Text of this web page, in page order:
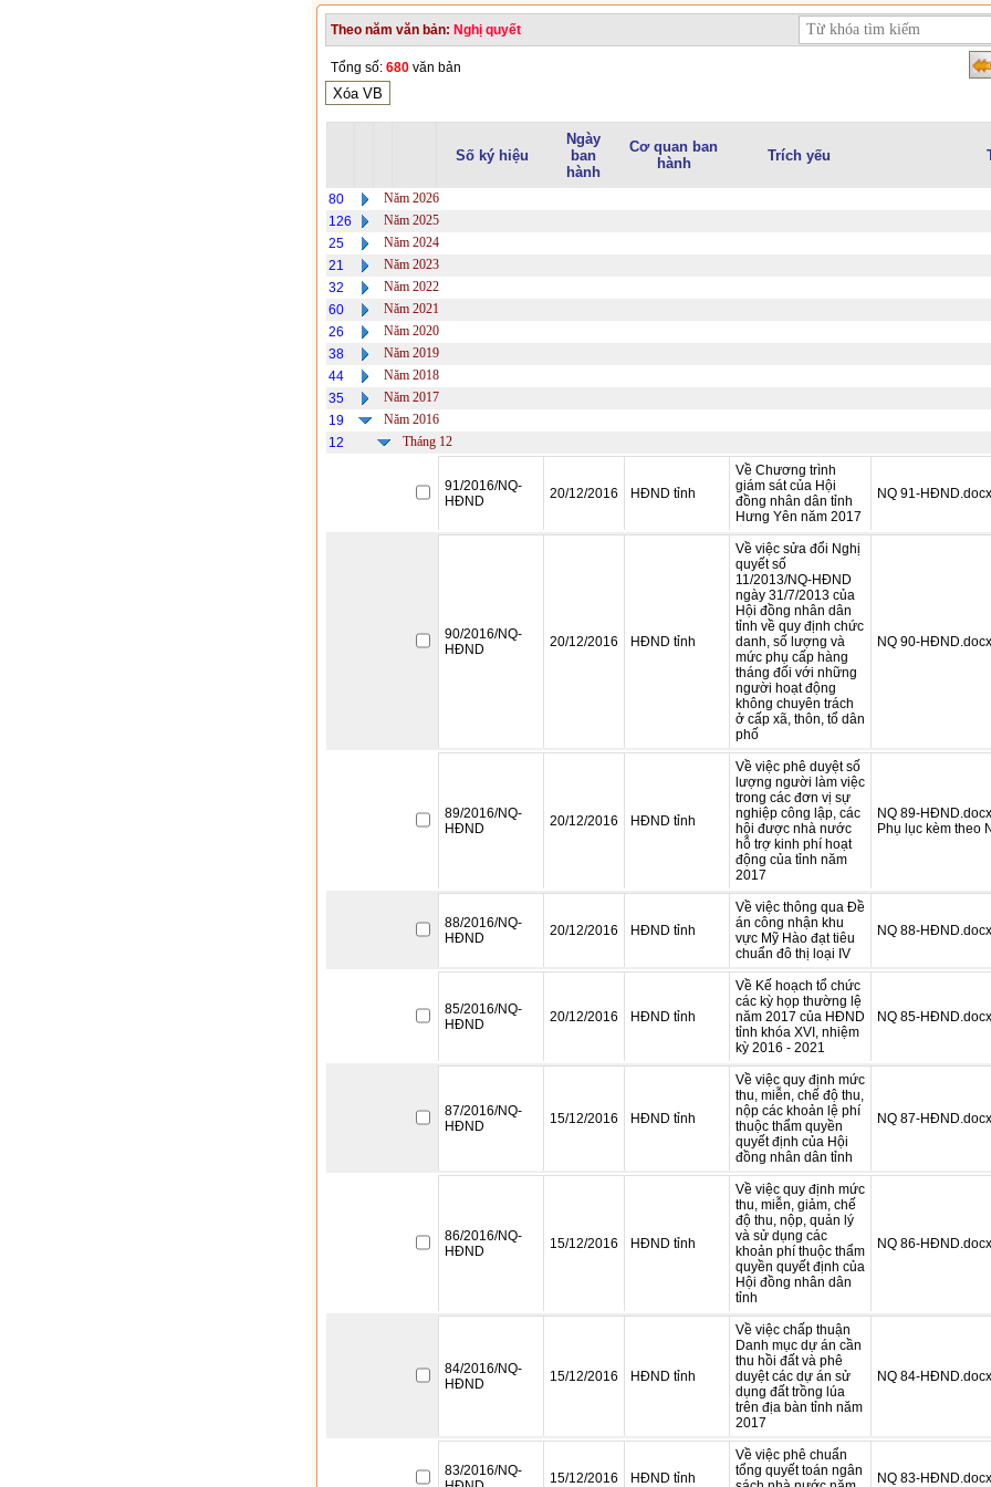
Theo năm văn bản: Nghị quyết
Tổng số: 680 văn bản
Số ký hiệu
Ngày
ban
hành
Cơ quan ban
hành
Trích yếu
80
Năm 2026
126
Năm 2025
25
Năm 2024
21
Năm 2023
32
Năm 2022
60
Năm 2021
26
Năm 2020
38
Năm 2019
44
Năm 2018
35
Năm 2017
19
Năm 2016
12
Tháng 12
91/2016/NQ-
HĐND
20/12/2016 HĐND tỉnh
Về Chương trình
giám sát của Hội
đồng nhân dân tỉnh
Hưng Yên năm 2017
NQ 91-HĐND.docx
90/2016/NQ-
HĐND
20/12/2016 HĐND tỉnh
Về việc sửa đổi Nghị
quyết số
11/2013/NQ-HĐND
ngày 31/7/2013 của
Hội đồng nhân dân
tỉnh về quy định chức
danh, số lượng và
mức phụ cấp hàng
tháng đối với những
người hoạt động
không chuyên trách
ở cấp xã, thôn, tổ dân
phố
NQ 90-HĐND.docx
89/2016/NQ-
HĐND
20/12/2016 HĐND tỉnh
Về việc phê duyệt số
lượng người làm việc
trong các đơn vị sự
nghiệp công lập, các
hội được nhà nước
hỗ trợ kinh phí hoạt
động của tỉnh năm
2017
NQ 89-HĐND.docx
Phụ lục kèm theo
88/2016/NQ-
HĐND
20/12/2016 HĐND tỉnh
Về việc thông qua Đề
án công nhận khu
vực Mỹ Hào đạt tiêu
chuẩn đô thị loại IV
NQ 88-HĐND.docx
85/2016/NQ-
HĐND
20/12/2016 HĐND tỉnh
Về Kế hoạch tổ chức
các kỳ họp thường lệ
năm 2017 của HĐND
tỉnh khóa XVI, nhiệm
kỳ 2016 - 2021
NQ 85-HĐND.docx
87/2016/NQ-
HĐND
15/12/2016 HĐND tỉnh
Về việc quy định mức
thu, miễn, chế độ thu,
nộp các khoản lệ phí
thuộc thẩm quyền
quyết định của Hội
đồng nhân dân tỉnh
NQ 87-HĐND.docx
86/2016/NQ-
HĐND
15/12/2016 HĐND tỉnh
Về việc quy định mức
thu, miễn, giảm, chế
độ thu, nộp, quản lý
và sử dụng các
khoản phí thuộc thẩm
quyền quyết định của
Hội đồng nhân dân
tỉnh
NQ 86-HĐND.docx
84/2016/NQ-
HĐND
15/12/2016 HĐND tỉnh
Về việc chấp thuận
Danh mục dự án cần
thu hồi đất và phê
duyệt các dự án sử
dụng đất trồng lúa
trên địa bàn tỉnh năm
2017
NQ 84-HĐND.docx
83/2016/NQ-
15/12/2016 HĐND tỉnh
Về việc phê chuẩn
tổng quyết toán ngân
NQ 83-HĐND.docx